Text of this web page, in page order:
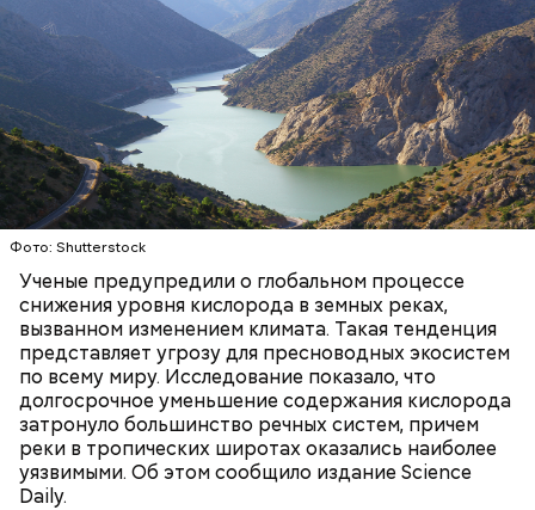
Фото: Shutterstock
Ученые предупредили о глобальном процессе
снижения уровня кислорода в земных реках,
вызванном изменением климата. Такая тенденция
представляет угрозу для пресноводных экосистем
по всему миру. Исследование показало, что
долгосрочное уменьшение содержания кислорода
затронуло большинство речных систем, причем
реки в тропических широтах оказались наиболее
уязвимыми. Об этом сообщило издание Science
Daily.
кабачок;
лук;
растительное масло;
соль, перец по вкусу;
свежий базилик;
сливки жирностью 20 процентов.